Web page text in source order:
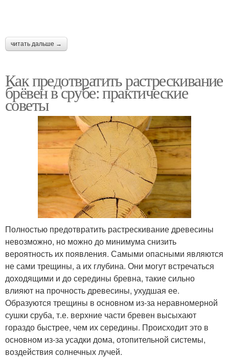
читать дальше →
Как предотвратить растрескивание
брёвен в срубе: практические
советы
Полностью предотвратить растрескивание древесины
невозможно, но можно до минимума снизить
вероятность их появления. Самыми опасными являются
не сами трещины, а их глубина. Они могут встречаться
доходящими и до середины бревна, такие сильно
влияют на прочность древесины, ухудшая ее.
Образуются трещины в основном из-за неравномерной
сушки сруба, т.е. верхние части бревен высыхают
гораздо быстрее, чем их середины. Происходит это в
основном из-за усадки дома, отопительной системы,
воздействия солнечных лучей.